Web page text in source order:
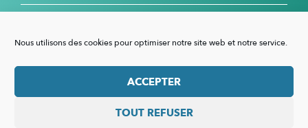
Nous utilisons des cookies pour optimiser notre site web et notre service.
ACCEPTER
TOUT REFUSER